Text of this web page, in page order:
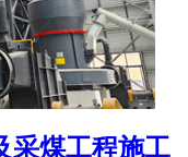
采煤工程施工